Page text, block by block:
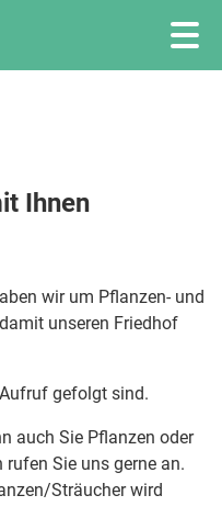
Ihnen
wir um Pflanzen- und
unseren Friedhof
gefolgt sind.
auch Sie Pflanzen oder
Sie uns gerne an.
Sträucher wird